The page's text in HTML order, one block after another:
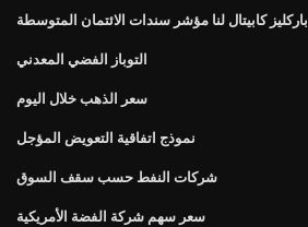
باركليز كابيتال لنا مؤشر سندات الائتمان المتوسطة
التوباز الفضي المعدني
سعر الذهب خلال اليوم
نموذج اتفاقية التعويض المؤجل
شركات النفط حسب سقف السوق
سعر سهم شركة الفضة الأمريكية